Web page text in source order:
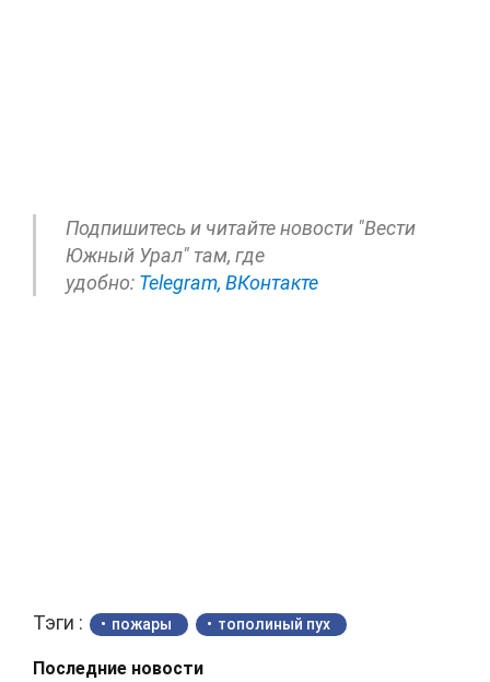
Подпишитесь и читайте новости "Вести
Южный Урал" там, где
удобно: Telegram, ВКонтакте
Тэги : пожары тополиный пух
Последние новости